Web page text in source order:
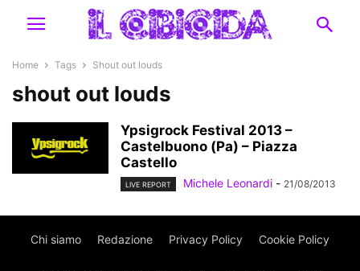
Home Tags Shout out louds
shout out louds
Ypsigrock Festival 2013 –
Castelbuono (Pa) – Piazza
Castello
LIVE REPORT Michele Leonardi - 21/08/2013
Chi siamo Redazione Privacy Policy Cookie Policy